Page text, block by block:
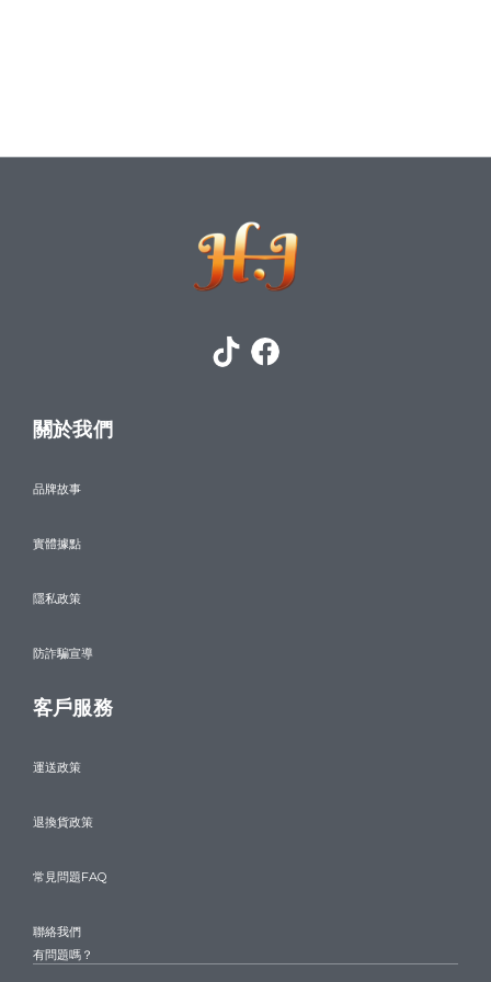
關於我們
品牌故事
實體據點
隱私政策
防詐騙宣導
客戶服務
運送政策
退換貨政策
常見問題FAQ
聯絡我們
有問題嗎？